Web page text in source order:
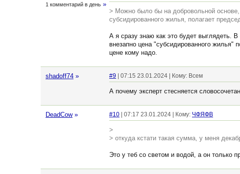
1 комментарий в день »
> Можно было бы на добровольной основе,
субсидированного жилья, полагает
А я сразу знаю как это будет выглядеть.
внезапно цена "субсидированного жилья"
цене кому надо.
shadoff74 » #9 | 07:15 23.01.2024 | Кому: Всем
А почему эксперт стесняется
DeadCow » #10 | 07:17 23.01.2024 | Кому: ЧФЯФВ
>
> откуда кстати такая сумма, у меня
Это у теб со светом и водой, а он только